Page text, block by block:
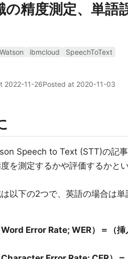
の精度測定、単語
Watson ibmcloud
SpeechToText
2022-11-26Posted at 2020-11-03
Speech to Text (STT)の記事
を測定するかや評価するかと
以下の2つで、英語の場合は
Error Rate; WER）＝（